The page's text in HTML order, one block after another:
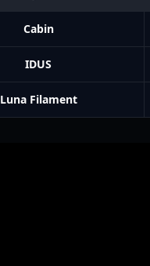
Cabin
IDUS
Luna Filament